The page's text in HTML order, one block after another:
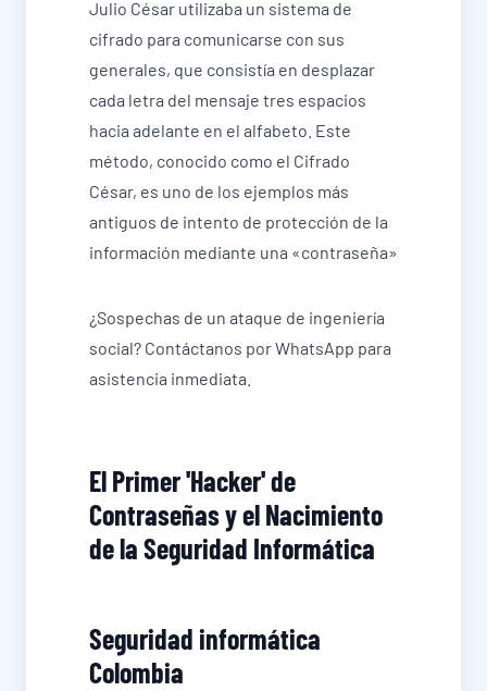
Julio César utilizaba un sistema de
cifrado para comunicarse con sus
generales, que consistía en desplazar
cada letra del mensaje tres espacios
hacia adelante en el alfabeto. Este
método, conocido como el Cifrado
César, es uno de los ejemplos más
antiguos de intento de protección de la
información mediante una «contraseña»
¿Sospechas de un ataque de ingeniería
social? Contáctanos por WhatsApp para
asistencia inmediata.
El Primer 'Hacker' de
Contraseñas y el Nacimiento
de la Seguridad Informática
Seguridad informática
Colombia